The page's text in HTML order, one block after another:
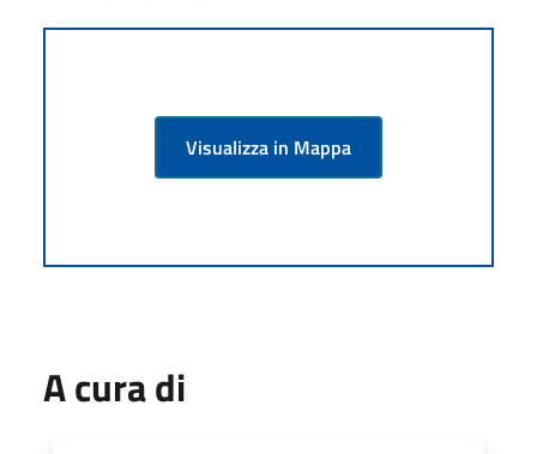
Visualizza in Mappa
A cura di